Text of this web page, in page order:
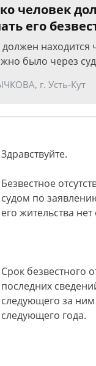
человек
его
должен находится
было через
г. Усть-Кут
Здравствуйте.
Безвестное
судом по
его жительства
Срок безвестного
последних
следующего за
следующего года.